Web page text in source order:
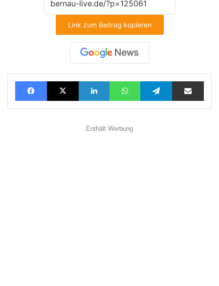
Link zum Beitrag kopieren
FacebookX LinkedInWhatsAppTelegramTeilen via E-Mail
Enthält Werbung